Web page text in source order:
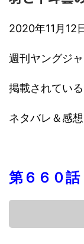
2020年11月12
週刊ヤングジ
掲載されている
ネタバレ＆感想
第６６０